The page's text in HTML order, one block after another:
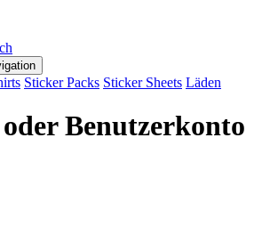
Sticker Packs Sticker Sheets Läden
Benutzerkonto